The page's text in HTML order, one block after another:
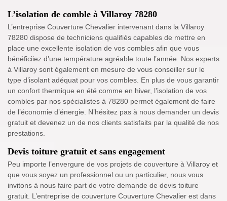
L’isolation de comble à Villaroy 78280
L’entreprise Couverture Chevalier intervenant dans la Villaroy
78280 dispose de techniciens qualifiés capables de mettre en
place une excellente isolation de vos combles afin que vous
bénéficiiez d’une température agréable toute l’année. Nos experts
à Villaroy sont également en mesure de vous conseiller sur le
type d’isolant adéquat pour vos combles. En plus de vous garantir
un confort thermique en été comme en hiver, l’isolation de vos
combles par nos spécialistes à 78280 permet également de faire
de l’économie d’énergie. N’hésitez pas à nous demander un devis
gratuit et devenez un de nos clients satisfaits par la qualité de nos
prestations.
Devis toiture gratuit et sans engagement
Peu importe l’envergure de vos projets de couverture à Villaroy et
que vous soyez un professionnel ou un particulier, nous vous
invitons à nous faire part de votre demande de devis toiture
gratuit. L’entreprise de couverture Couverture Chevalier est dans